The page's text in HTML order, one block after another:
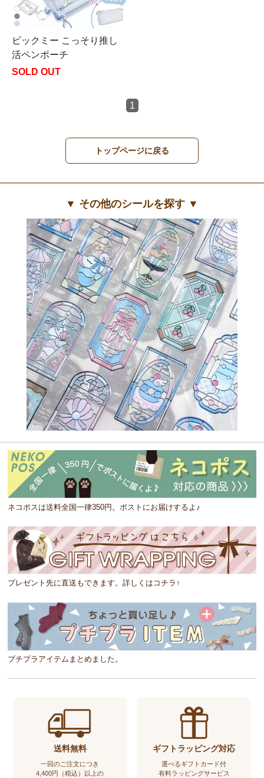
ピックミー こっそり推し
活ペンポーチ
SOLD OUT
1
トップページに戻る
▼ その他のシールを探す ▼
ネコポスは送料全国一律350円。ポストにお届けするよ♪
プレゼント先に直送もできます。詳しくはコチラ↑
プチプラアイテムまとめました。
送料無料
一回のご注文につき
4,400円（税込）以上の
ギフトラッピング対応
選べるギフトカード付
有料ラッピングサービス